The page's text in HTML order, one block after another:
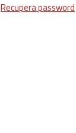
Recupera password